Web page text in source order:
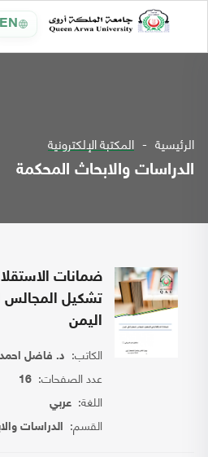
EN
الرئيسية المكتبة الإلكترونية
الدراسات والابحاث المحكمة
ضمانات
تشكيل المجالس
اليمن
الكاتب: د. فاضل احمد
عدد الصفحات:16
اللغة:عربي
القسم: الدراسات